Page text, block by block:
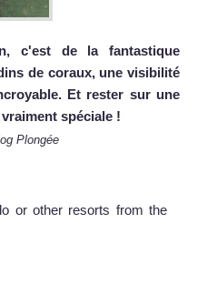
c'est de la fantastique
de coraux, une visibilité
Et rester sur une
spéciale !
Plongée
or other resorts from the